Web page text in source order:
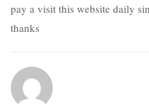
pay a visit this website daily
thanks